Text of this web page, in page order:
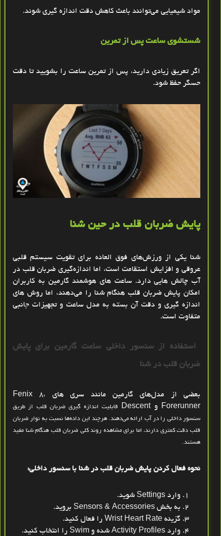
مواد شیمیایی می‌توانند باعث کاهش دقت اندازه ‌گیری شوند.
شستشوی ساعت پس از تمرین
اگر تعریق زیادی دارید، پس از تمرین ساعت را بشویید تا دقت
حسگر حفظ شود.
پایش ضربان قلب در حین شنا
شنا یکی از ورزش‌های فوق‌ العاده برایتقویت سیستم قلبی
عروقی و افزایش استقامت است، اما اندازه‌گیری ضربان قلب در
آب چالش‌ هایی دارد. ساعت‌ های هوشمند گارمین به کاربران
امکان پایش ضربان قلب هنگام شنا را می‌دهند، اما روش‌ های
اندازه‌ گیری و دقت آن بسته به مدل ساعت و تجهیزات جانبی
متفاوت است.
استفاده از سنسور داخلی ساعت گارمین برای پایش
ضربان قلب در شنا
بعضی از مدل‌های گارمین مانند سری های Fenix 8،
Forerunner و Descent
قابلیت اندازه‌ گیری ضربان قلب از طریق
سنسور داخلی را در آب ارائه می‌دهند. هرچند این داده‌هانسبت به نوار ضربان
قلب دقت کمتری دارند،اما برای مشاهده روند کلی ضربان قلب هنگام شنا مفید
هستند.
نحوه فعال کردن پایش ضربان قلب در شنا با سنسور داخلی:
وارد Settings شوید.
به بخش Sensors & Accessories بروید.
گزینه Wrist Heart Rate را فعال کنید.
وارد Activity Profiles شده و Swim را انتخاب کنید.